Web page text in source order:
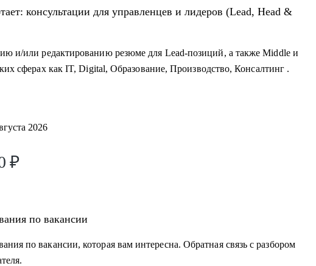
консультации для управленцев и лидеров (Lead, Head &
и/или редактированию резюме для Lead-позиций, а также Middle и
сферах как IT, Digital, Образование, Производство, Консалтинг .
2026
₽
Тренировка собеседования по вакансии
по вакансии, которая вам интересна. Обратная связь с разбором